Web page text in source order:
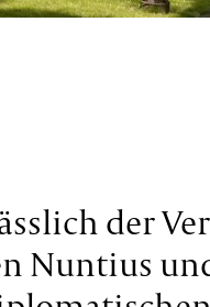
der
Nuntius